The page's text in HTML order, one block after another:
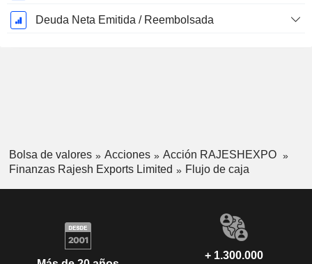
Deuda Neta Emitida / Reembolsada
Bolsa de valores Acciones
Acción RAJESHEXPO
Finanzas Rajesh Exports Limited
Flujo de caja
+ 1.300.000